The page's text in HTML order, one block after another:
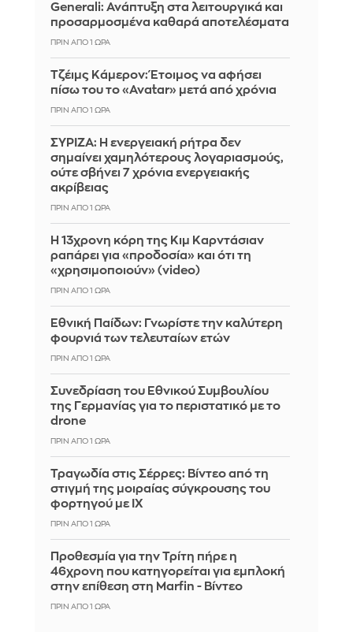
Generali: Ανάπτυξη στα λειτουργικά και
προσαρμοσμένα καθαρά αποτελέσματα
ΠΡΙΝ ΑΠΌ 1 ΏΡΑ
Τζέιμς Κάμερον: Έτοιμος να αφήσει
πίσω του το «Avatar» μετά από χρόνια
ΠΡΙΝ ΑΠΌ 1 ΏΡΑ
ΣΥΡΙΖΑ: Η ενεργειακή ρήτρα δεν
σημαίνει χαμηλότερους λογαριασμούς,
ούτε σβήνει 7 χρόνια ενεργειακής
ακρίβειας
ΠΡΙΝ ΑΠΌ 1 ΏΡΑ
Η 13χρονη κόρη της Κιμ Καρντάσιαν
ραπάρει για «προδοσία» και ότι τη
«χρησιμοποιούν» (video)
ΠΡΙΝ ΑΠΌ 1 ΏΡΑ
Εθνική Παίδων: Γνωρίστε την καλύτερη
φουρνιά των τελευταίων ετών
ΠΡΙΝ ΑΠΌ 1 ΏΡΑ
Συνεδρίαση του Εθνικού Συμβουλίου
της Γερμανίας για το περιστατικό με το
drone
ΠΡΙΝ ΑΠΌ 1 ΏΡΑ
Τραγωδία στις Σέρρες: Βίντεο από τη
στιγμή της μοιραίας σύγκρουσης του
φορτηγού με ΙΧ
ΠΡΙΝ ΑΠΌ 1 ΏΡΑ
Προθεσμία για την Τρίτη πήρε η
46χρονη που κατηγορείται για εμπλοκή
στην επίθεση στη Marfin - Βίντεο
ΠΡΙΝ ΑΠΌ 1 ΏΡΑ